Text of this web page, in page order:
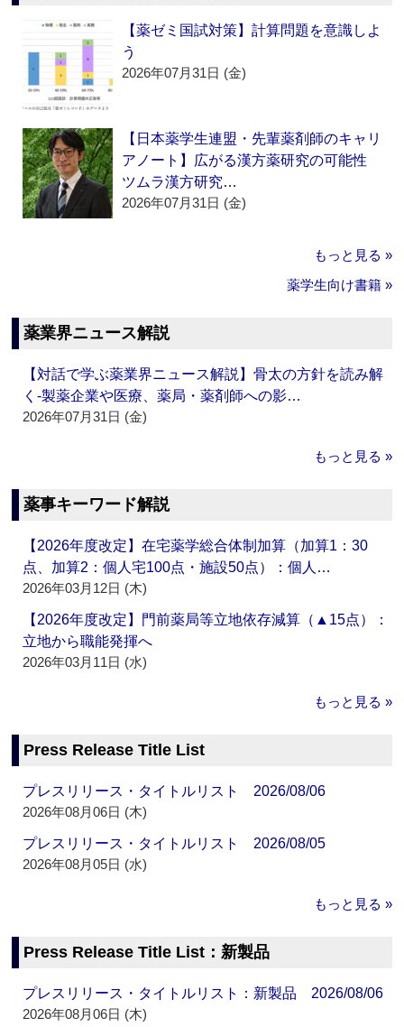
【薬ゼミ国試対策】計算問題を意識しよ
う
2026年07月31日 (金)
【日本薬学生連盟・先輩薬剤師のキャリ
アノート】広がる漢方薬研究の可能性
ツムラ漢方研究…
2026年07月31日 (金)
もっと見る »
薬学生向け書籍 »
薬業界ニュース解説
【対話で学ぶ薬業界ニュース解説】骨太の方針を読み解
く‐製薬企業や医療、薬局・薬剤師への影…
2026年07月31日 (金)
もっと見る »
薬事キーワード解説
【2026年度改定】在宅薬学総合体制加算（加算1：30
点、加算2：個人宅100点・施設50点）：個人…
2026年03月12日 (木)
【2026年度改定】門前薬局等立地依存減算（▲15点）：
立地から職能発揮へ
2026年03月11日 (水)
もっと見る »
Press Release Title List
プレスリリース・タイトルリスト 2026/08/06
2026年08月06日 (木)
プレスリリース・タイトルリスト 2026/08/05
2026年08月05日 (水)
もっと見る »
Press Release Title List：新製品
プレスリリース・タイトルリスト：新製品 2026/08/06
2026年08月06日 (木)